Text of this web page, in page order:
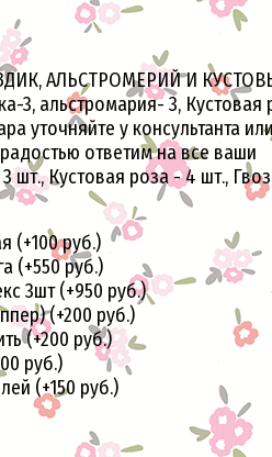
АЛЬСТРОМЕРИЙ И
3, альстромария- 3, Кустовая
уточняйте у консультанта
ответим на все ваши
шт., Кустовая роза - 4 шт.,
(+100 руб.)
(+550 руб.)
3шт (+950 руб.)
(+200 руб.)
(+200 руб.)
руб.)
(+150 руб.)